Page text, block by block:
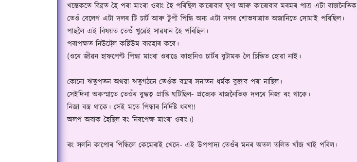
খন্তেকতে বিব্ৰত হৈ পৰা মাংৰা ওৰাং হৈ পৰিছিল কাৰোবাৰ ঘৃণা আৰু কাৰোবাৰ মৰমৰ পাত্ৰ এটা ৰাজনৈতিক
তেওঁ বেলেগ এটা দলৰ টি চাৰ্ট আৰু টুপী পিন্ধি অন্য এটা দলৰ শোভযাত্ৰাত অজানিতে সোমাই পৰিছিল।
পাছলৈ এই বিষয়ত তেওঁ খুৱেই সাৱধান হৈ পৰিছিল।
পৰাপক্ষত নিউট্ৰেল কষ্টিউম ব্যৱহাৰ কৰে।
(ওৰে জীৱন হাফপেণ্ট পিন্ধা মাংৰা ওৰাঙে কাহানিও চাৰ্টৰ বুটামক লৈ চিন্তিত হোৱা নাই।
কোনো ঋতুপতন অথৱা ঋতুগঠনে তেওঁক বস্ত্ৰৰ সনাতন ধৰ্মক বুজাব পৰা নাছিল।
সেইদিনা অকস্মাতে তেওঁৰ বুদ্ধত্ব প্ৰাপ্তি ঘটিছিল- প্ৰত্যেক ৰাজনৈতিক দলৰে নিজা ৰং থাকে।
নিজা বস্ত্ৰ থাকে। সেই মতে পিন্ধাৰ নিৰ্দিষ্ট ধৰণ!!
অলপ অবাক হৈছিল ৰং নিৰপেক্ষ মাংৰা ওৰাং।)
ৰং সলনি কাপোৰ পিন্ধিলে কেমেৰাই খেদে- এই উপপাদ্য তেওঁৰ মনৰ অতল তলিত খাঁজ খাই পৰিল।